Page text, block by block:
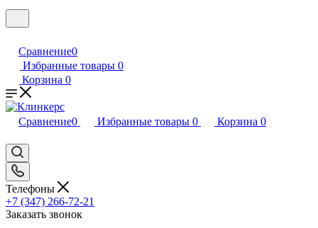
Сравнение0
Избранные товары 0
Корзина 0
Сравнение0 Избранные товары 0 Корзина 0
Телефоны
+7 (347) 266-72-21
Заказать звонок